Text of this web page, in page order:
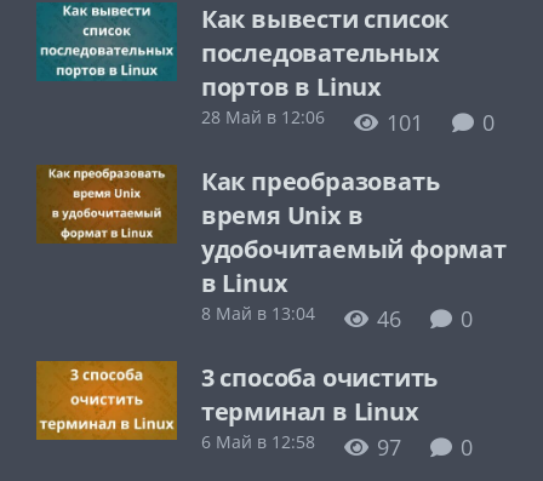
Как вывести список
последовательных
портов в Linux
28 Май в 12:06 101 0
Как преобразовать
время Unix в
удобочитаемый формат
в Linux
8 Май в 13:04 46 0
3 способа очистить
терминал в Linux
6 Май в 12:58 97 0